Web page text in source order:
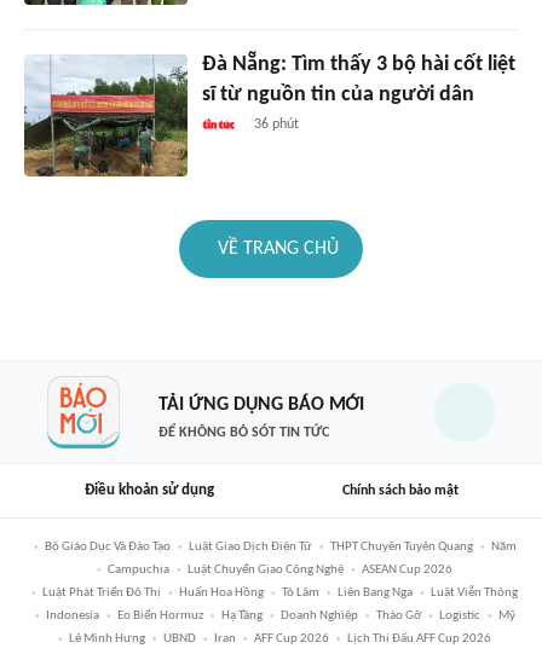
Đà Nẵng: Tìm thấy 3 bộ hài cốt liệt
sĩ từ nguồn tin của người dân
36 phút
VỀ TRANG CHỦ
TẢI ỨNG DỤNG BÁO MỚI
ĐỂ KHÔNG BỎ SÓT TIN TỨC
Điều khoản sử dụng Chính sách bảo mật
Bộ Giáo Dục Và Đào Tạo Luật Giao Dịch Điện Tử THPT Chuyên Tuyên Quang
Năm
Campuchia
Luật Chuyển Giao Công Nghệ
ASEAN Cup 2026
Luật Phát Triển Đô Thị
Huấn Hoa Hồng Tô Lâm Liên Bang Nga
Luật Viễn Thông
Indonesia
Eo Biển Hormuz Hạ Tầng Doanh Nghiệp Tháo Gỡ Logistic
Mỹ
Lê Minh Hưng
UBND Iran AFF Cup 2026 Lịch Thi Đấu AFF Cup 2026